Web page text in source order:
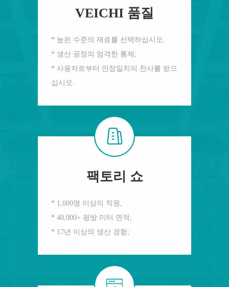
VEICHI 품질
* 높은 수준의 재료를 선택하십시오.
* 생산 공정의 엄격한 통제;
* 사용자로부터 만장일치의 찬사를 받으
십시오.
팩토리 쇼
* 1,000명 이상의 직원,
* 40,000+ 평방 미터 면적;
* 17년 이상의 생산 경험;